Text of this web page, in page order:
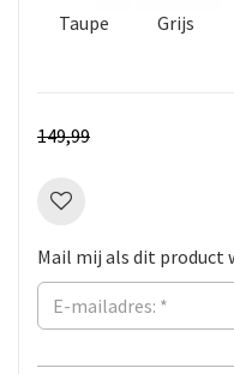
Taupe Grijs
149,99
Mail mij als dit product